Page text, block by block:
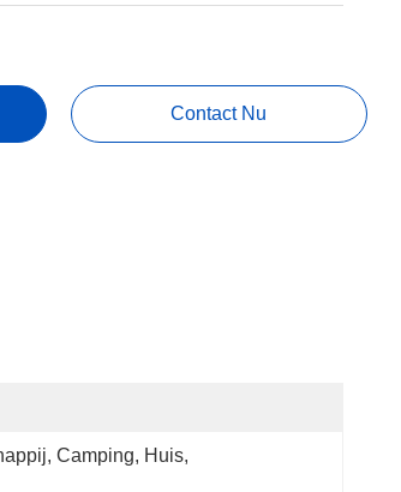
Contact Nu
Camping, Huis,